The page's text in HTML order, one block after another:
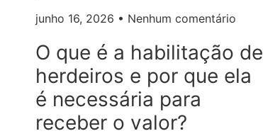
junho 16, 2026 Nenhum comentário
O que é a habilitação de
herdeiros e por que ela
é necessária para
receber o valor?